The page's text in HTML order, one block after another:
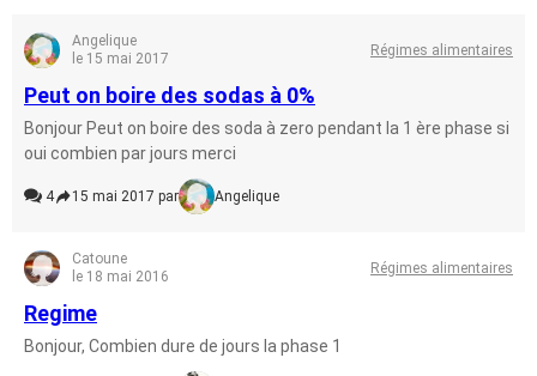
Angelique
le 15 mai 2017
Régimes alimentaires
Peut on boire des sodas à 0%
Bonjour Peut on boire des soda à zero pendant la 1 ère phase si
oui combien par jours merci
4 15 mai 2017 par Angelique
Catoune
le 18 mai 2016
Régimes alimentaires
Regime
Bonjour, Combien dure de jours la phase 1